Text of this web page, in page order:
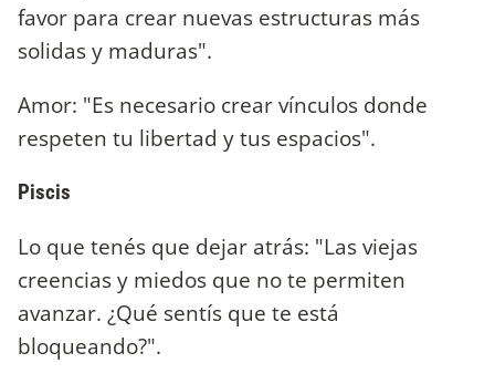
favor para crear nuevas estructuras más
solidas y maduras".
Amor: "Es necesario crear vínculos donde
respeten tu libertad y tus espacios".
Piscis
Lo que tenés que dejar atrás: "Las viejas
creencias y miedos que no te permiten
avanzar. ¿Qué sentís que te está
bloqueando?".